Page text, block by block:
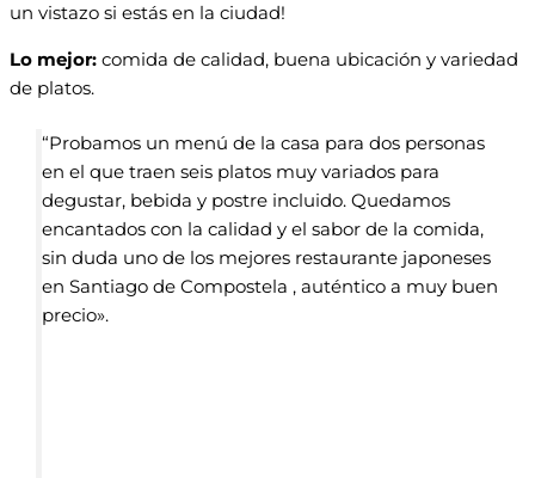
un vistazo si estás en la ciudad!
Lo mejor: comida de calidad, buena ubicación y variedad
de platos.
“Probamos un menú de la casa para dos personas
en el que traen seis platos muy variados para
degustar, bebida y postre incluido. Quedamos
encantados con la calidad y el sabor de la comida,
sin duda uno de los mejores restaurante japoneses
en Santiago de Compostela , auténtico a muy buen
precio».